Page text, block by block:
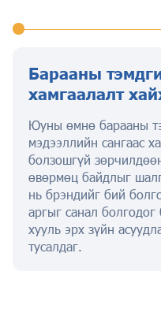
Барааны
хамгаалалт
Юуны өмнө барааны
мэдээллийн сангаас
болзошгүй
өвөрмөц байдлыг
нь брэндийг бий
аргыг санал болгодог
хууль эрх зүйн
тусалдаг.